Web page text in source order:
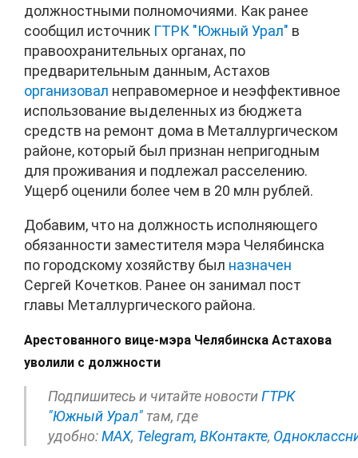
должностными полномочиями. Как ранее
сообщил источник ГТРК "Южный Урал" в
правоохранительных органах, по
предварительным данным, Астахов
организовал неправомерное и неэффективное
использование выделенных из бюджета
средств на ремонт дома в Металлургическом
районе, который был признан непригодным
для проживания и подлежал расселению.
Ущерб оценили более чем в 20 млн рублей.
Добавим, что на должность исполняющего
обязанности заместителя мэра Челябинска
по городскому хозяйству был назначен
Сергей Кочетков. Ранее он занимал пост
главы Металлургического района.
Арестованного вице-мэра Челябинска Астахова
уволили с должности
Подпишитесь и читайте новостиГТРК
"Южный Урал" там, где
удобно:МАХ, Telegram, ВКонтакте,